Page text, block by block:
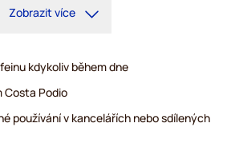
Zobrazit více
kdykoliv během dne
Costa Podio
používání v kancelářích nebo sdílených